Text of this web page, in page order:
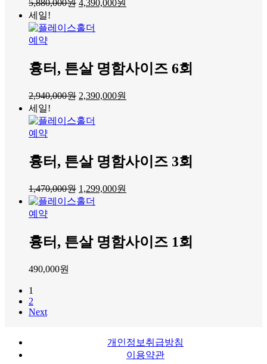
5,880,000원 4,390,000원
세일!
예약
흉터, 튼살 명함사이즈 6회
2,940,000원 2,390,000원
세일!
예약
흉터, 튼살 명함사이즈 3회
1,470,000원 1,299,000원
예약
흉터, 튼살 명함사이즈 1회
490,000원
1
2
Next
개인정보취급방침
이용약관